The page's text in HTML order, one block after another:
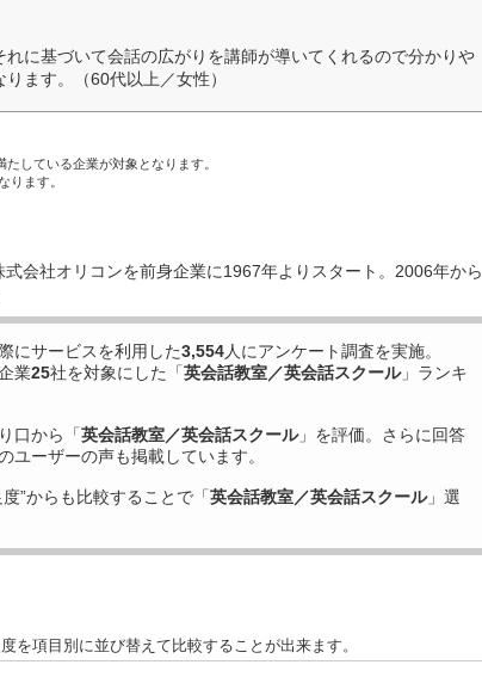
に基づいて会話の広がりを講師が導いてくれるので分かりや
ます。（60代以上／女性）
している企業が対象となります。
ります。
会社オリコンを前身企業に1967年よりスタート。2006年から
にサービスを利用した3,554人にアンケート調査を実施。
業25社を対象にした「英会話教室／英会話スクール」ランキ
口から「英会話教室／英会話スクール」を評価。さらに回答
ユーザーの声も掲載しています。
”からも比較することで「英会話教室／英会話スクール」選
を項目別に並び替えて比較することが出来ます。